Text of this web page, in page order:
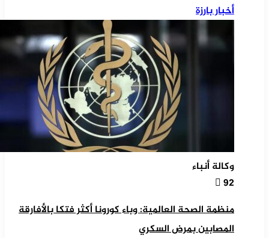
أخبار بارزة
وكالة أنباء
92
منظمة الصحة العالمية: وباء كورونا أكثر فتكا بالأفارقة
المصابين بمرض السكري